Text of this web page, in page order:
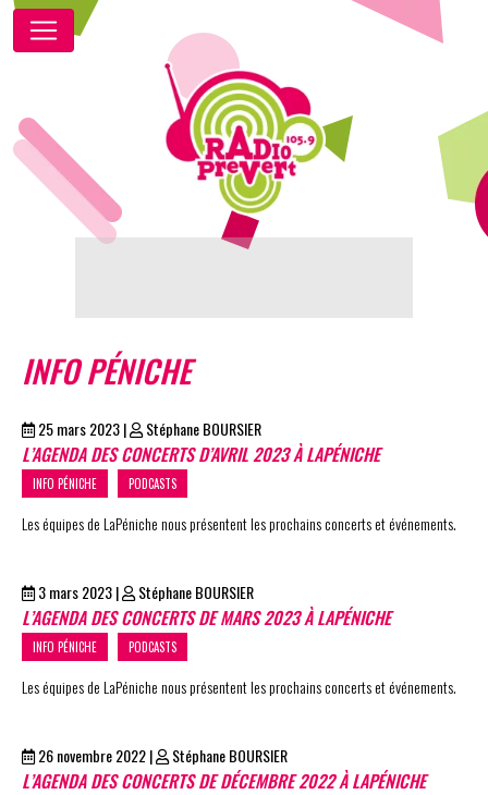
INFO PÉNICHE
25 mars 2023| Stéphane BOURSIER
L’AGENDA DES CONCERTS D’AVRIL 2023 À LAPÉNICHE
INFO PÉNICHE PODCASTS
Les équipes de LaPéniche nous présentent les prochains concerts et événements.
3 mars 2023| Stéphane BOURSIER
L’AGENDA DES CONCERTS DE MARS 2023 À LAPÉNICHE
INFO PÉNICHE PODCASTS
Les équipes de LaPéniche nous présentent les prochains concerts et événements.
26 novembre 2022| Stéphane BOURSIER
L’AGENDA DES CONCERTS DE DÉCEMBRE 2022 À LAPÉNICHE